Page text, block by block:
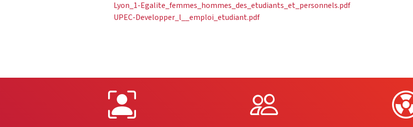
Lyon_1-Egalite_femmes_hommes_des_etudiants_et_personnels.pdf
UPEC-Developper_l__emploi_etudiant.pdf